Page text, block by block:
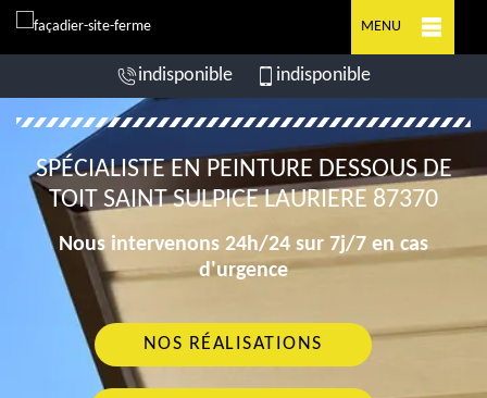
MENU
indisponible indisponible
SPÉCIALISTE EN PEINTURE DESSOUS DE
TOIT SAINT SULPICE LAURIERE 87370
Nous intervenons 24h/24 sur 7j/7 en cas
d'urgence
NOS RÉALISATIONS